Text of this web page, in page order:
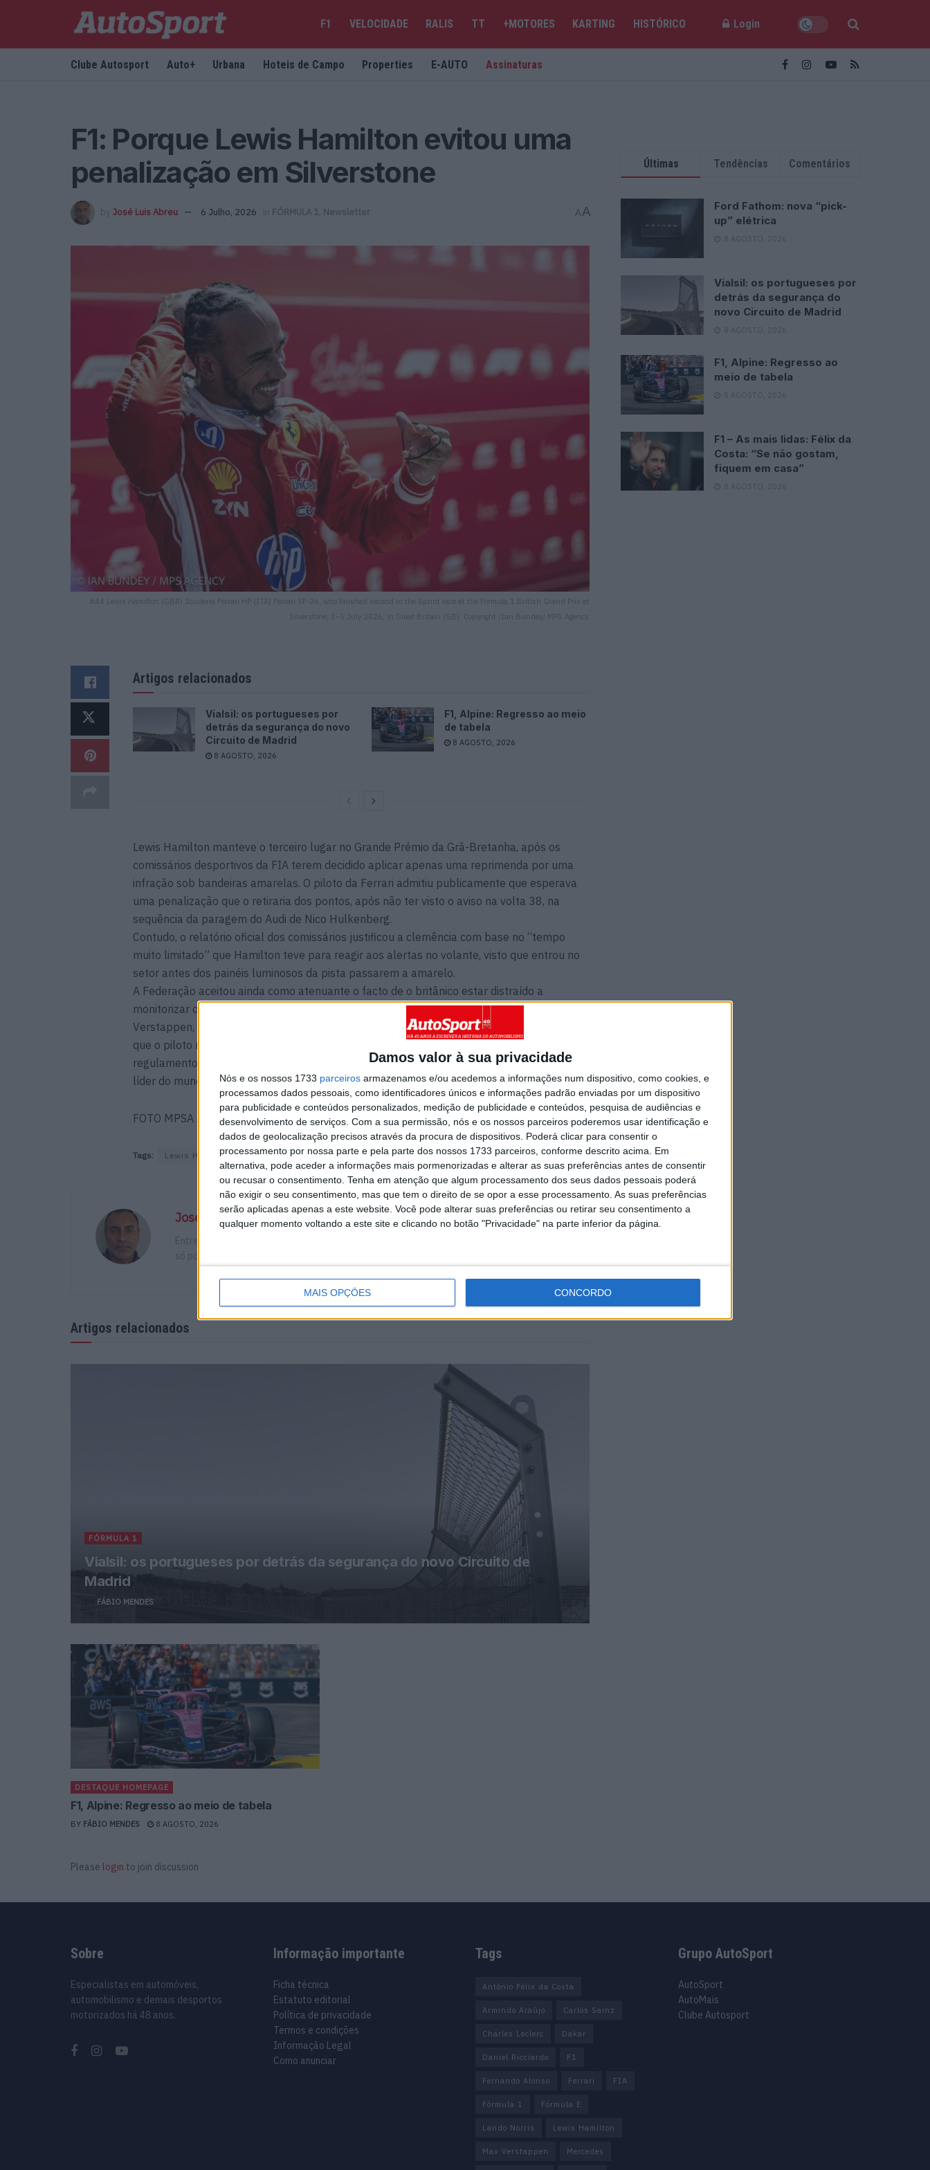
Damos valor à sua privacidade
Nós e os nossos 1733 parceiros armazenamos e/ou acedemos a informações num dispositivo, como cookies, e
processamos dados pessoais, como identificadores únicos e informações padrão enviadas por um dispositivo
para publicidade e conteúdos personalizados, medição de publicidade e conteúdos, pesquisa de audiências e
desenvolvimento de serviços. Com a sua permissão, nós e os nossos parceiros poderemos usar identificação e
dados de geolocalização precisos através da procura de dispositivos. Poderá clicar para consentir o
processamento por nossa parte e pela parte dos nossos 1733 parceiros, conforme descrito acima. Em
alternativa, pode aceder a informações mais pormenorizadas e alterar as suas preferências antes de consentir
ou recusar o consentimento. Tenha em atenção que algum processamento dos seus dados pessoais poderá
não exigir o seu consentimento, mas que tem o direito de se opor a esse processamento. As suas preferências
serão aplicadas apenas a este website. Você pode alterar suas preferências ou retirar seu consentimento a
qualquer momento voltando a este site e clicando no botão "Privacidade" na parte inferior da página.
MAIS OPÇÕES CONCORDO
F1 VELOCIDADE RALIS TT +MOTORES KARTING HISTÓRICO Login
Clube Autosport Auto+ Urbana Hoteis de Campo Properties E-AUTO Assinaturas
F1: Porque Lewis Hamilton evitou uma
penalização em Silverstone
by José Luis Abreu 6 Julho, 2026 in FÓRMULA 1 Newsletter AA
#44 Lewis Hamilton (GBR) Scuderia Ferrari HP (ITA) Ferrari SF-26, who finished second in the Sprint race at the Formula 1 British Grand Prix at
Silverstone, 3–5 July 2026, in Great Britain (GB). Copyright /Ian Bundey/ MPS Agency.
Artigos relacionados
Vialsil: os portugueses por
detrás da segurança do novo
Circuito de Madrid
8 AGOSTO, 2026
F1, Alpine: Regresso ao meio
de tabela
8 AGOSTO, 2026
Lewis Hamilton manteve o terceiro lugar no Grande Prémio da Grã-Bretanha, após os
comissários desportivos da FIA terem decidido aplicar apenas uma reprimenda por uma
infração sob bandeiras amarelas. O piloto da Ferrari admitiu publicamente que esperava
uma penalização que o retiraria dos pontos, após não ter visto o aviso na volta 38, na
sequência da paragem do Audi de Nico Hulkenberg.
Contudo, o relatório oficial dos comissários justificou a clemência com base no “tempo
muito limitado” que Hamilton teve para reagir aos alertas no volante, visto que entrou no
setor antes dos painéis luminosos da pista passarem a amarelo.
A Federação aceitou ainda como atenuante o facto de o britânico estar distraído a
monitorizar os espelhos retrovisores devido a um potencial contra-ataque de Max
Verstappen, a quem tinha ultrapassado momentos antes. Ainda assim, a FIA determinou
que o piloto não reduziu visivelmente a velocidade, falhando o cumprimento integral do
regulamento. Com esta decisão, Hamilton segura os 15 pontos do pódio e aproxima-se do
líder do mundial, Kimi Antonelli, que terminou fora dos dez primeiros.
FOTO MPSA Agency
Tags: Lewis Hamilton
José Luis Abreu
Entre curvas e muito pó, descobri que o olhar treinado pela fotografia e a paixão pelos ralis
só podiam levar a um destino: o jornalismo desportivo. E já lá vão mais de 30 anos…
Artigos relacionados
FÓRMULA 1
Vialsil: os portugueses por detrás da segurança do novo Circuito de
Madrid
FÁBIO MENDES
DESTAQUE HOMEPAGE
F1, Alpine: Regresso ao meio de tabela
BY FÁBIO MENDES 8 AGOSTO, 2026
Please login to join discussion
Últimas Tendências Comentários
Ford Fathom: nova “pick-
up” elétrica
8 AGOSTO, 2026
Vialsil: os portugueses por
detrás da segurança do
novo Circuito de Madrid
8 AGOSTO, 2026
F1, Alpine: Regresso ao
meio de tabela
8 AGOSTO, 2026
F1 – As mais lidas: Félix da
Costa: “Se não gostam,
fiquem em casa”
8 AGOSTO, 2026
Sobre
Especialistas em automóveis,
automobilismo e demais desportos
motorizados há 48 anos.
Informação importante
Ficha técnica
Estatuto editorial
Política de privacidade
Termos e condições
Informação Legal
Como anunciar
Tags
António Félix da Costa
Armindo Araújo Carlos Sainz
Charles Leclerc Dakar
Daniel Ricciardo F1
Fernando Alonso Ferrari FIA
Fórmula 1 Fórmula E
Lando Norris Lewis Hamilton
Max Verstappen Mercedes
Grupo AutoSport
AutoSport
AutoMais
Clube Autosport